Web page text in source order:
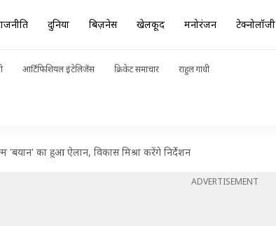
दुनिया बिज़नेस खेलकूद मनोरंजन टेक्नोलॉजी
आर्टिफिशियल इंटेलिजेंस क्रिकेट समाचार राहुल गांधी
'बयान' का हुआ ऐलान, विकास मिश्रा करेंगे निर्देशन
ADVERTISEMENT